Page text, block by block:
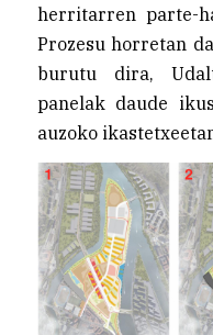
herritarren parte-
Prozesu horretan
burutu dira,
panelak daude
auzoko